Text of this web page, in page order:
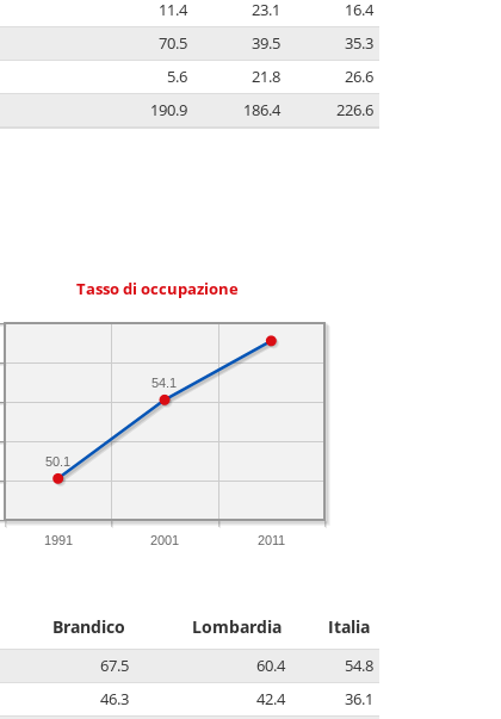
11.4 23.1
16.4
70.5 39.5
35.3
5.6 21.8
26.6
190.9 186.4 226.6
Tasso di occupazione
1991 2001 2011
54.1
50.1
Brandico Lombardia Italia
67.5 60.4
54.8
46.3 42.4
36.1